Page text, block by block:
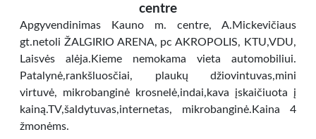
centre
Apgyvendinimas Kauno m. centre, A.Mickevičiaus
gt.netoli ŽALGIRIO ARENA, pc AKROPOLIS, KTU,VDU,
Laisvės alėja.Kieme nemokama vieta automobiliui.
Patalynė,rankšluosčiai, plaukų džiovintuvas,mini
virtuvė, mikrobanginė krosnelė,indai,kava įskaičiuota į
kainą.TV,šaldytuvas,internetas, mikrobanginė.Kaina 4
žmonėms.